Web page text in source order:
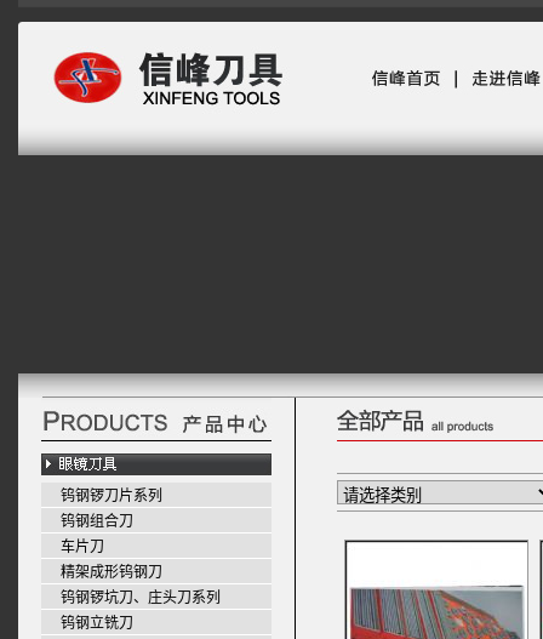
钨钢锣刀片系列
钨钢组合刀
车片刀
精架成形钨钢刀
钨钢锣坑刀、庄头刀系列
钨钢立铣刀